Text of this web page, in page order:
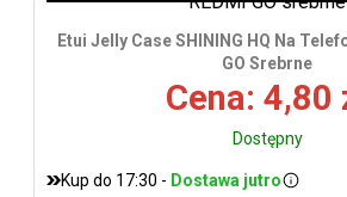
Etui Jelly Case SHINING HQ Na
GO Srebrne
Cena: 4,80
Dostępny
Kup do 17:30 - Dostawa jutro